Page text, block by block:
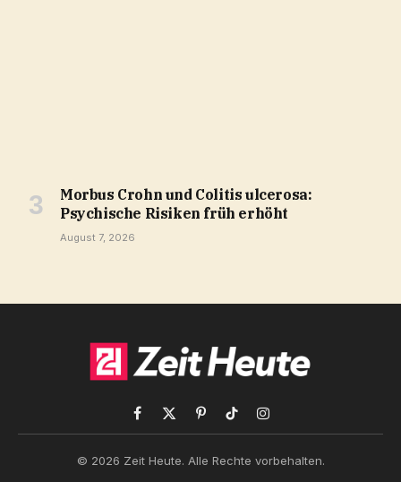
Morbus Crohn und Colitis ulcerosa:
Psychische Risiken früh erhöht
August 7, 2026
Facebook
X
PinterestTikTokInstagram
© 2026 Zeit Heute. Alle Rechte vorbehalten.